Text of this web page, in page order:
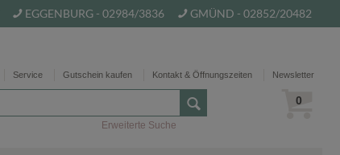
EGGENBURG - 02984/3836 GMÜND - 02852/20482
Service Gutschein kaufen Kontakt & Öffnungszeiten Newsletter
0
Erweiterte Suche